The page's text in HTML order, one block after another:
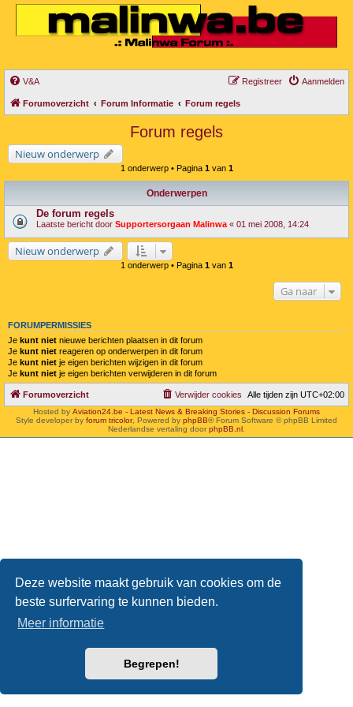
Deze website maakt gebruik van cookies om de
beste surfervaring te kunnen bieden.
Meer informatie
Begrepen!
V&A Aanmelden
Registreer
Forumoverzicht Forum Informatie Forum regels
Forum regels
Nieuw onderwerp
1 onderwerp • Pagina 1van 1
Onderwerpen
De forum regels
Laatste bericht door Supportersorgaan Malinwa « 01 mei 2008, 14:24
Nieuw onderwerp
1 onderwerp • Pagina 1van 1
Ga naar
FORUMPERMISSIES
Je kunt niet nieuwe berichten plaatsen in dit forum
Je kunt niet reageren op onderwerpen in dit forum
Je kunt niet je eigen berichten wijzigen in dit forum
Je kunt niet je eigen berichten verwijderen in dit forum
Forumoverzicht Alle tijden zijn UTC+02:00
Verwijder cookies
Hosted by Aviation24.be - Latest News & Breaking Stories - Discussion Forums
Style developer by forum tricolor, Powered by phpBB® Forum Software © phpBB Limited
Nederlandse vertaling doorphpBB.nl